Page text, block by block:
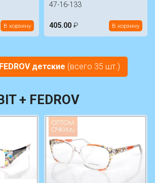
В корзину
47-16-133
405.00 ₽ В корзину
FEDROV детские (всего 35 шт.)
+ FEDROV